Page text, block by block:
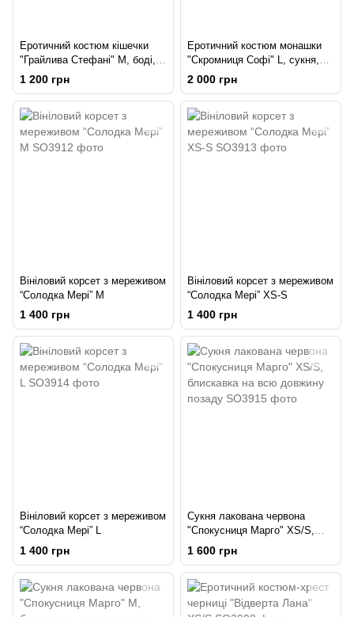
Еротичний костюм кішечки
"Грайлива Стефані" М, боді,
рукавички, без маски
1 200 грн
Еротичний костюм монашки
"Скромниця Софі" L, сукня,
комір, головний убір
2 000 грн
Вініловий корсет з мереживом
“Солодка Мері” M
1 400 грн
Вініловий корсет з мереживом
“Солодка Мері” XS-S
1 400 грн
Вініловий корсет з мереживом
“Солодка Мері” L
1 400 грн
Сукня лакована червона
"Спокусниця Марго" XS/S,
блискавка на всю довжину
1 600 грн